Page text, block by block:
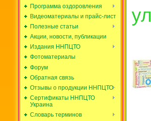
Программа оздоровления
Видеоматериалы и прайс-лист
Полезные статьи
Акции, новости, публикации
Издания ННПЦТО
Фотоматериалы
Форум
Обратная связь
Отзывы о продукции ННПЦТО
Сертификаты ННПЦТО
Украина
Словарь терминов